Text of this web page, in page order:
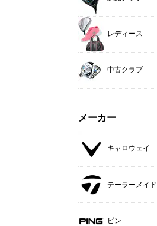
レディース
中古クラブ
メーカー
キャロウェイ
テーラーメイド
ピン